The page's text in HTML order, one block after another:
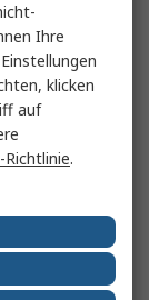
Ihre
klicken
auf
Richtlinie.